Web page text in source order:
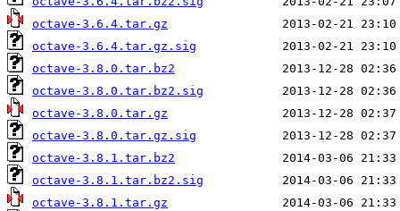
octave-3.6.4.tar.gz
octave-3.6.4.tar.gz.sig
octave-3.8.0.tar.bz2
octave-3.8.0.tar.bz2.sig
octave-3.8.0.tar.gz
octave-3.8.0.tar.gz.sig
octave-3.8.1.tar.bz2
octave-3.8.1.tar.bz2.sig
octave-3.8.1.tar.gz